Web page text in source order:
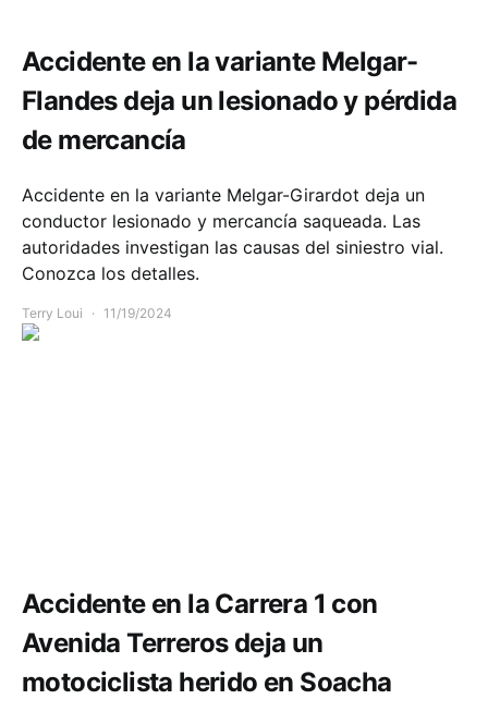
Accidente en la variante Melgar-
Flandes deja un lesionado y pérdida
de mercancía
Accidente en la variante Melgar-Girardot deja un
conductor lesionado y mercancía saqueada. Las
autoridades investigan las causas del siniestro vial.
Conozca los detalles.
Terry Loui 11/19/2024
Accidente en la Carrera 1 con
Avenida Terreros deja un
motociclista herido en Soacha